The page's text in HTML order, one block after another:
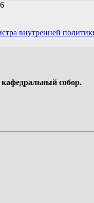
внутренней
собор.